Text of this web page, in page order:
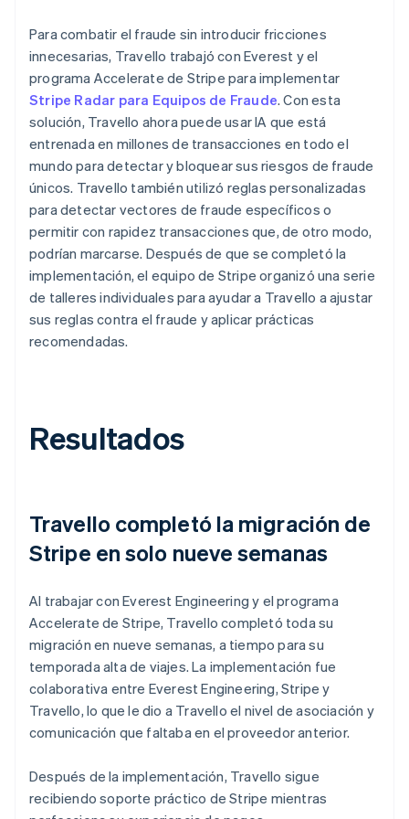
Para combatir el fraude sin introducir fricciones
innecesarias, Travello trabajó con Everest y el
programa Accelerate de Stripe para implementar
Stripe Radar para Equipos de Fraude. Con esta
solución, Travello ahora puede usar IA que está
entrenada en millones de transacciones en todo el
mundo para detectar y bloquear sus riesgos de fraude
únicos. Travello también utilizó reglas personalizadas
para detectar vectores de fraude específicos o
permitir con rapidez transacciones que, de otro modo,
podrían marcarse. Después de que se completó la
implementación, el equipo de Stripe organizó una serie
de talleres individuales para ayudar a Travello a ajustar
sus reglas contra el fraude y aplicar prácticas
recomendadas.
Resultados
Travello completó la migración de
Stripe en solo nueve semanas
Al trabajar con Everest Engineering y el programa
Accelerate de Stripe, Travello completó toda su
migración en nueve semanas, a tiempo para su
temporada alta de viajes. La implementación fue
colaborativa entre Everest Engineering, Stripe y
Travello, lo que le dio a Travello el nivel de asociación y
comunicación que faltaba en el proveedor anterior.
Después de la implementación, Travello sigue
recibiendo soporte práctico de Stripe mientras